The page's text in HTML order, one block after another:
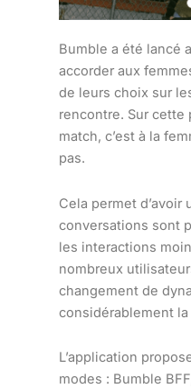
Bumble a été lancé
accorder aux
de leurs choix sur
rencontre. Sur cette
match, c’est à la
pas.
Cela permet d’avoir
conversations sont
les interactions
nombreux
changement de
considérablement
L’application
modes : Bumble